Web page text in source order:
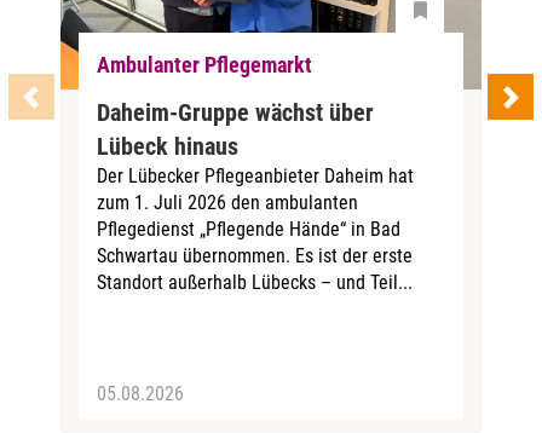
Ambulanter Pflegemarkt
Daheim-Gruppe wächst über
Lübeck hinaus
Der Lübecker Pflegeanbieter Daheim hat
zum 1. Juli 2026 den ambulanten
Pflegedienst „Pflegende Hände“ in Bad
Schwartau übernommen. Es ist der erste
Standort außerhalb Lübecks – und Teil...
05.08.2026